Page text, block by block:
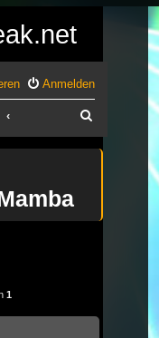
Anmelden
1